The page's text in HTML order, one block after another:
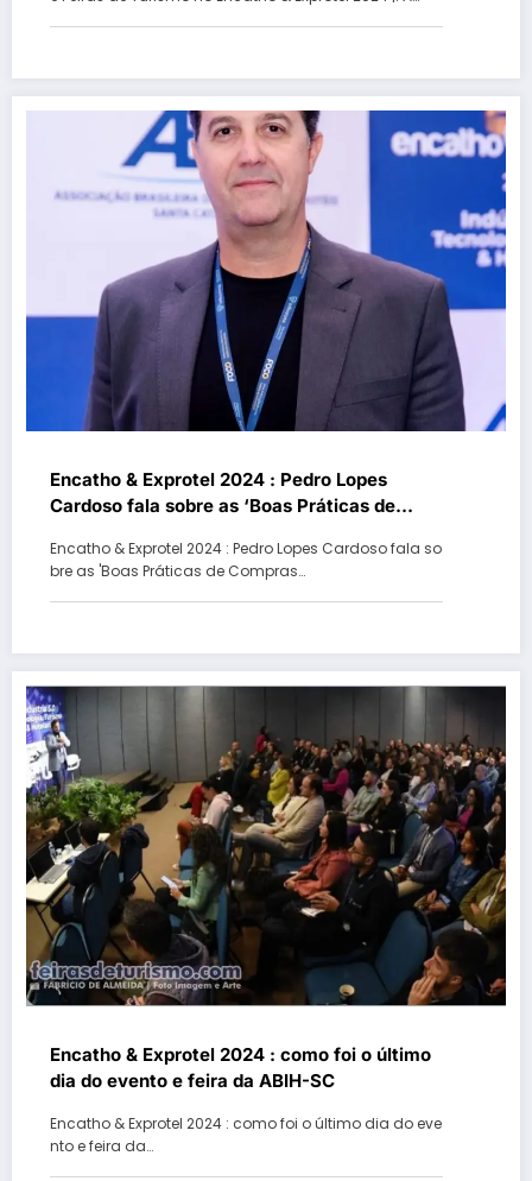
Encatho & Exprotel 2024 : Pedro Lopes
Cardoso fala sobre as ‘Boas Práticas de
Encatho & Exprotel 2024 : Pedro Lopes Cardoso fala so
bre as 'Boas Práticas de Compras…
Encatho & Exprotel 2024 : como foi o último
dia do evento e feira da ABIH-SC
Encatho & Exprotel 2024 : como foi o último dia do eve
nto e feira da…